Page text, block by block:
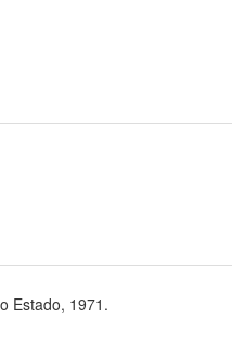
Estado, 1971.